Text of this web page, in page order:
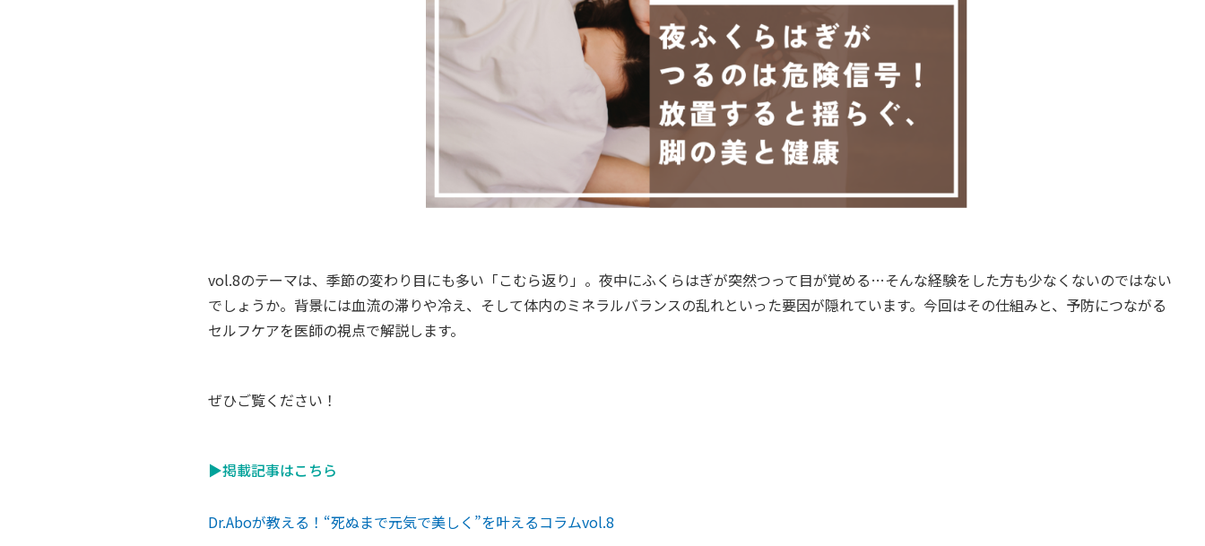
vol.8のテーマは、季節の変わり目にも多い「こむら返り」。夜中にふくらはぎが突然つって目が覚める…そんな経験をした方も少なくないのではない
でしょうか。背景には血流の滞りや冷え、そして体内のミネラルバランスの乱れといった要因が隠れています。今回はその仕組みと、予防につながる
セルフケアを医師の視点で解説します。
ぜひご覧ください！
▶掲載記事はこちら
Dr.Aboが教える！“死ぬまで元気で美しく”を叶えるコラムvol.8